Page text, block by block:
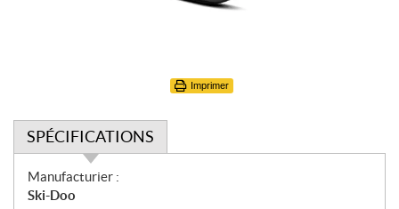
Imprimer
SPÉCIFICATIONS
S
p
Manufacturier :
Ski-Doo